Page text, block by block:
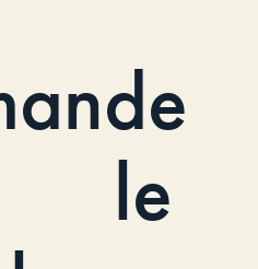
le